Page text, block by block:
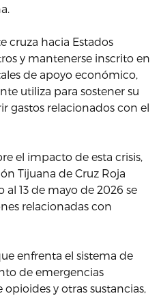
cruza hacia Estados
y mantenerse inscrito en
de apoyo económico,
utiliza para sostener su
gastos relacionados con el
el impacto de esta crisis,
Tijuana de Cruz Roja
13 de mayo de 2026 se
relacionadas con
enfrenta el sistema de
de emergencias
y otras sustancias,